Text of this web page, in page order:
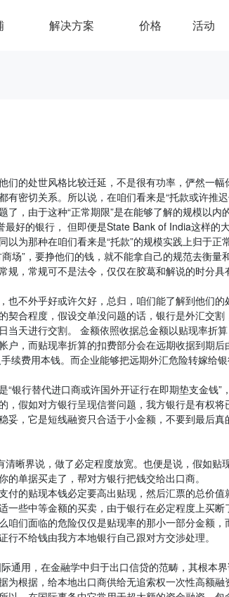
解决方案 价格 活动
的处世风格比较迁延，不是很有功率，俨然一
密切关系。所以说，在咱们看来是“托款或许推
，由于这种“正常期限”是在能够了解的规模以内的
好的银行， 但即便是State Bank of India这样的
为那种在咱们看来是“托款”的规模实践上归于正
场”，要挣他们的钱，就不能拿自己的规范去衡量
，常规可不是法令，仅仅在胶葛和解说的时分
不外乎好或许欠好，总归，咱们能了解到他们的
合程度，假设交单没问题的话，银行是外汇交
天进行交割。 金额依照收据总金额以贴现率折
，而贴现率折算的扣费部分会在远期收据到期后
续费用本钱。而企业能够把远期外汇危险转嫁给
银行替代进口商或许国外开证行在即期垫支金钱”
假如对方银行呈现信誉问题，我方银行是有权将
妥，它是短线融资只合适于小金额，不要到最后
晰界说，做了必定程度放宽。也便是说，假如贴
单据买走了，帮对方银行把钱交给出口商。
付的贴现本钱必定要高出贴现，然后汇票的总价
些中等金额的买卖，由于银行在必定程度上买
们面临的危险仅仅是贴现率的那小一部分金额
不给钱由我方本地银行自己跟对方交涉处理。
通用，在金融学中归于出口信贷的范畴，其根本
根据，给本地出口商供给无追索权一次性高额